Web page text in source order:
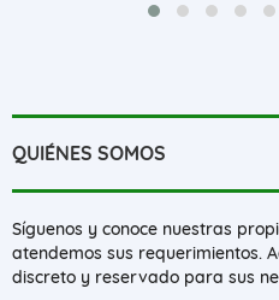
QUIÉNES SOMOS
Síguenos y conoce nuestras
atendemos sus requerimientos.
discreto y reservado para sus